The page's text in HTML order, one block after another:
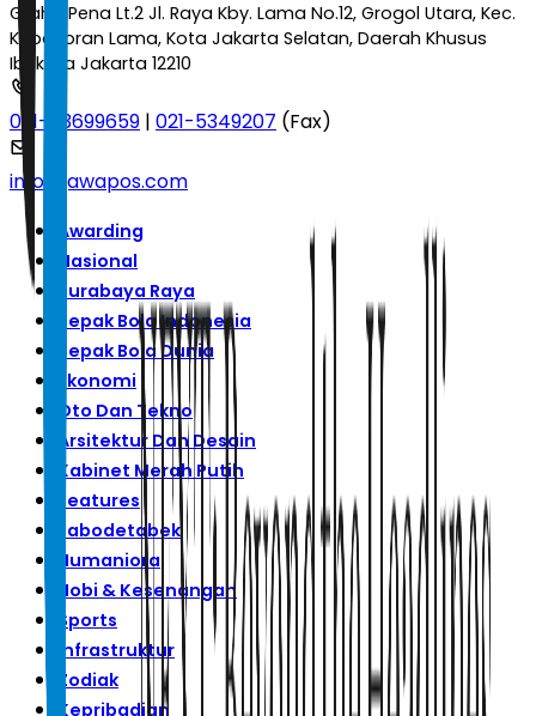
Graha Pena Lt.2 Jl. Raya Kby. Lama No.12, Grogol Utara, Kec.
Kebayoran Lama, Kota Jakarta Selatan, Daerah Khusus
Ibukota Jakarta 12210
021-53699659 | 021-5349207 (Fax)
info@jawapos.com
Awarding
Nasional
Surabaya Raya
Sepak Bola Indonesia
Sepak Bola Dunia
Ekonomi
Oto Dan Tekno
Arsitektur Dan Desain
Kabinet Merah Putih
Features
Jabodetabek
Humaniora
Hobi & Kesenangan
Sports
Infrastruktur
Zodiak
Kepribadian